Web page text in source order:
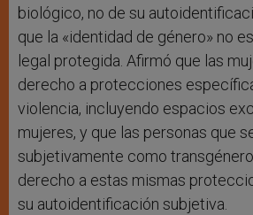
biológico, no de su
que la «identidad de género» no
legal protegida. Afirmó que las
derecho a protecciones
violencia, incluyendo espacios
mujeres, y que las personas que
subjetivamente como
derecho a estas mismas
su autoidentificación subjetiva.